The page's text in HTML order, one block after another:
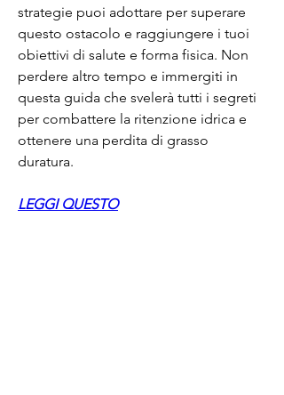
strategie puoi adottare per superare
questo ostacolo e raggiungere i tuoi
obiettivi di salute e forma fisica. Non
perdere altro tempo e immergiti in
questa guida che svelerà tutti i segreti
per combattere la ritenzione idrica e
ottenere una perdita di grasso
duratura.
LEGGI QUESTO